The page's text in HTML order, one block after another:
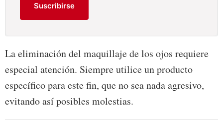
Suscribirse
La eliminación del maquillaje de los ojos requiere
especial atención. Siempre utilice un producto
específico para este fin, que no sea nada agresivo,
evitando así posibles molestias.